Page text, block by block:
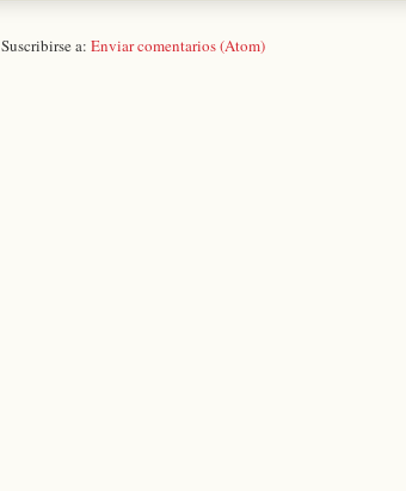
Suscribirse a: Enviar comentarios (Atom)